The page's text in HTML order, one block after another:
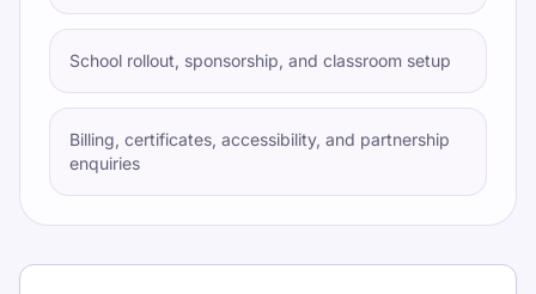
School rollout, sponsorship, and classroom setup
Billing, certificates, accessibility, and partnership
enquiries